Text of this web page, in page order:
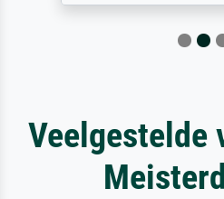
Veelgestelde